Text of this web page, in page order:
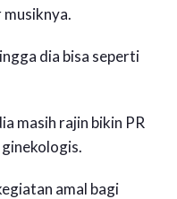
musiknya.
dia bisa seperti
masih rajin bikin PR
amal bagi